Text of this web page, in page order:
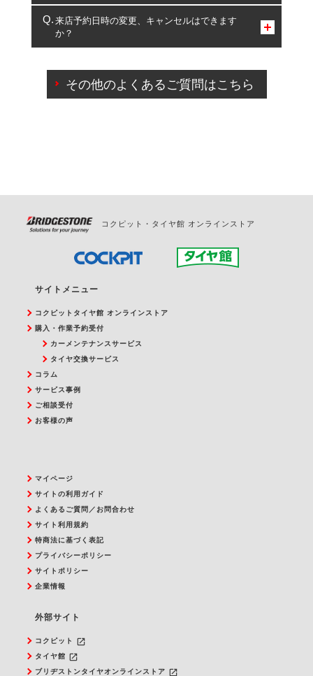
複数サービスのご予約は可能です。
一部の商品・サービスの組み合わせに限り、同時にご予約が
出来ないものもございます。
来店予約日時の変更、キャンセルはできます
か？
ご来店予約日の3営業日前を過ぎている場合のご予約
の日時変更につきましては、直接ご予約の店舗まで
その他のよくあるご質問はこちら
コクピット・タイヤ館 オンラインストア
サイトメニュー
コクピットタイヤ館 オンラインストア
購入・作業予約受付
カーメンテナンスサービス
タイヤ交換サービス
コラム
サービス事例
ご相談受付
お客様の声
マイページ
サイトの利用ガイド
よくあるご質問／お問合わせ
サイト利用規約
特商法に基づく表記
プライバシーポリシー
サイトポリシー
企業情報
外部サイト
コクピット launch
タイヤ館 launch
ブリヂストンタイヤオンラインストア launch